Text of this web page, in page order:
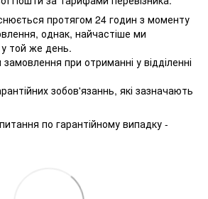
протягом 24 годин з моменту
однак, найчастіше ми
той же день.
при отриманні у відділенні
зобов'язаннь, які зазначають
по гарантійному випадку -